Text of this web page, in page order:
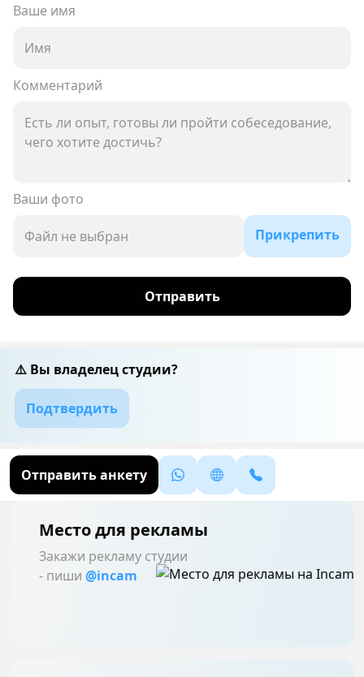
Ваше имя
Комментарий
Ваши фото
Файл не выбран Прикрепить
Отправить
⚠️ Вы владелец студии?
Подтвердить
Отправить анкету
Место для рекламы
Закажи рекламу студии
- пиши @incam